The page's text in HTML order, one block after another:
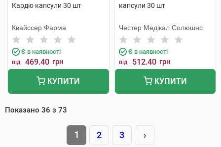
Кардіо капсули 30 шт
Квайссер Фарма
Є в наявності
від 469.40 грн
КУПИТИ
капсули 30 шт
Честер Медікал Солюшнс
Є в наявності
від 512.40 грн
КУПИТИ
Показано 36 з 73
1 2 3 ›